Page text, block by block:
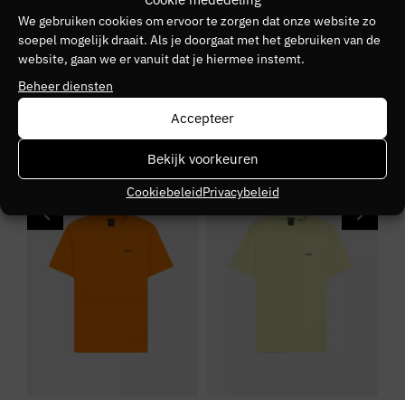
We gebruiken cookies om ervoor te zorgen dat onze website zo
soepel mogelijk draait. Als je doorgaat met het gebruiken van de
website, gaan we er vanuit dat je hiermee instemt.
Beheer diensten
Accepteer
Bekijk voorkeuren
CookiebeleidPrivacybeleid
BOSS
Kleurnummer
30
445
SALE SALE